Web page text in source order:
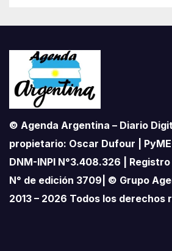
© Agenda Argentina – Diario
propietario: Oscar Dufour | PyME
DNM-INPI N°3.408.326 | Registro
N° de edición 3709| © Grupo
2013 – 2026 Todos los derechos